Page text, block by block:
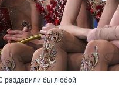
раздавили бы любой